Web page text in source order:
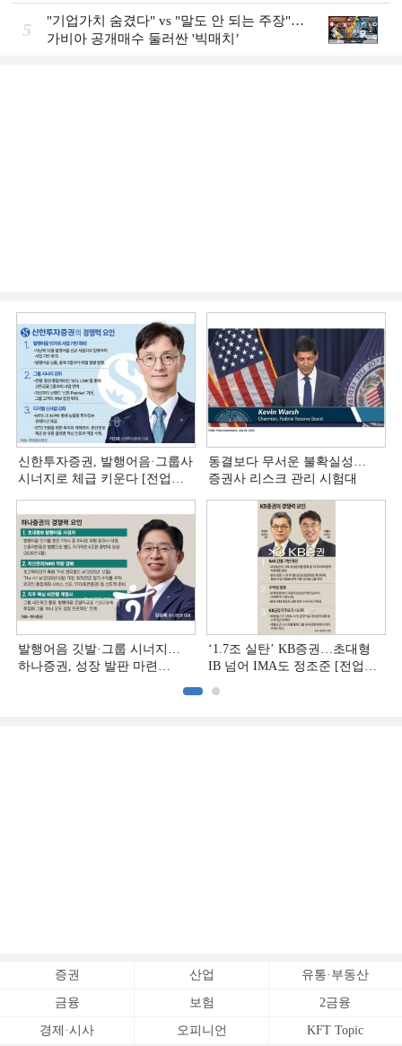
5
"기업가치 숨겼다" vs "말도 안 되는 주장"…
가비아 공개매수 둘러싼 '빅매치’
신한투자증권, 발행어음·그룹사
시너지로 체급 키운다 [전업계
동결보다 무서운 불확실성…
증권사 리스크 관리 시험대
발행어음 깃발·그룹 시너지…
하나증권, 성장 발판 마련
‘1.7조 실탄’ KB증권…초대형
IB 넘어 IMA도 정조준 [전업계
증권 산업 유통·부동산
금융 보험 2금융
경제·시사 오피니언 KFT Topic